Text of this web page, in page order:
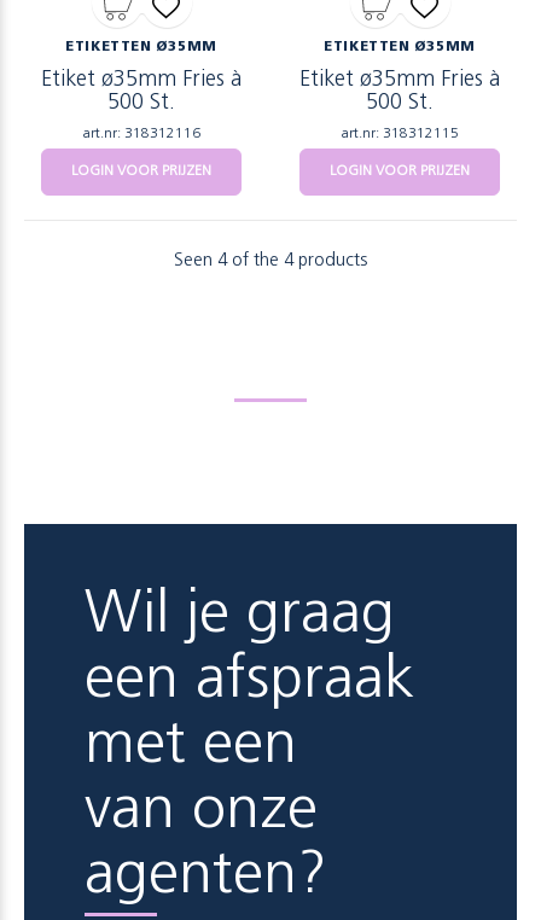
ETIKETTEN Ø35MM
Etiket ø35mm Fries à
500 St.
art.nr: 318312116
LOGIN VOOR PRIJZEN
ETIKETTEN Ø35MM
Etiket ø35mm Fries à
500 St.
art.nr: 318312115
LOGIN VOOR PRIJZEN
Seen 4 of the 4 products
Wil je graag
een afspraak
met een
van onze
agenten?